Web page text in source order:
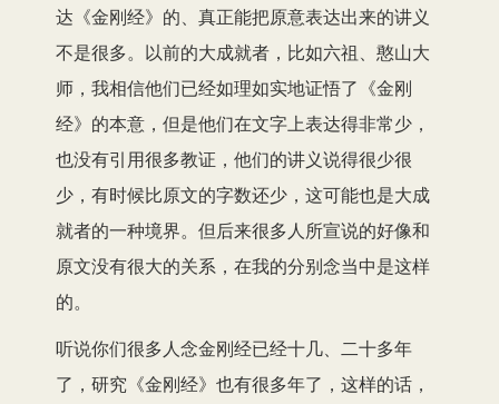
达《金刚经》的、真正能把原意表达出来的讲义
不是很多。以前的大成就者，比如六祖、憨山大
师，我相信他们已经如理如实地证悟了《金刚
经》的本意，但是他们在文字上表达得非常少，
也没有引用很多教证，他们的讲义说得很少很
少，有时候比原文的字数还少，这可能也是大成
就者的一种境界。但后来很多人所宣说的好像和
原文没有很大的关系，在我的分别念当中是这样
的。
听说你们很多人念金刚经已经十几、二十多年
了，研究《金刚经》也有很多年了，这样的话，